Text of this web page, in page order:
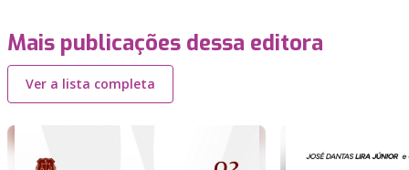
Mais publicações dessa editora
Ver a lista completa